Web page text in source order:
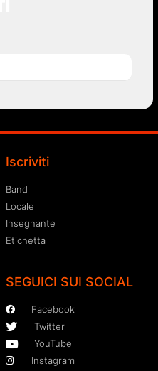
Iscriviti
Band
Locale
Insegnante
Etichetta
SEGUICI SUI SOCIAL
Facebook
Twitter
YouTube
Instagram